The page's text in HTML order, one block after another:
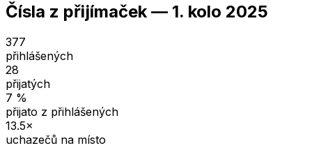
Čísla z přijímaček — 1. kolo 2025
377
přihlášených
28
přijatých
7 %
přijato z přihlášených
13.5×
uchazečů na místo